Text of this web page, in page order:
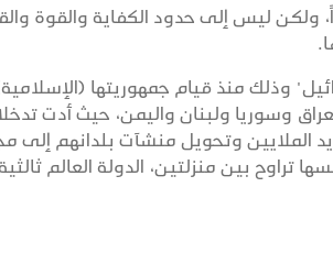
ولكن ليس إلى حدود الكفاية والقوة
وسوريا ولبنان واليمن، حيث أدت
الملايين وتحويل منشآت بلدانهم إلى
تراوح بين منزلتين، الدولة العالم